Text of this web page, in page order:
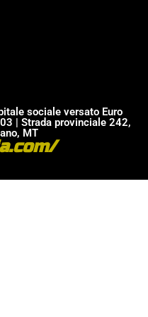
sociale versato Euro
| Strada provinciale 242,
MT